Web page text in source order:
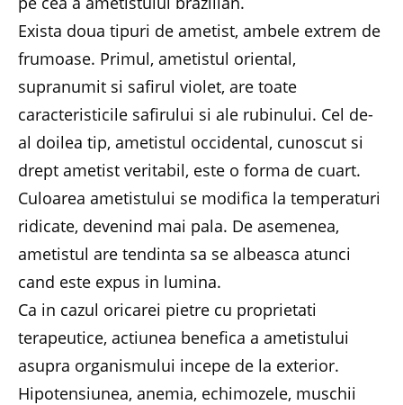
Exista doua tipuri de ametist, ambele extrem de
frumoase. Primul, ametistul oriental,
supranumit si safirul violet, are toate
caracteristicile safirului si ale rubinului. Cel de-
al doilea tip, ametistul occidental, cunoscut si
drept ametist veritabil, este o forma de cuart.
Culoarea ametistului se modifica la temperaturi
ridicate, devenind mai pala. De asemenea,
ametistul are tendinta sa se albeasca atunci
cand este expus in lumina.
Ca in cazul oricarei pietre cu proprietati
terapeutice, actiunea benefica a ametistului
asupra organismului incepe de la exterior.
Hipotensiunea, anemia, echimozele, muschii